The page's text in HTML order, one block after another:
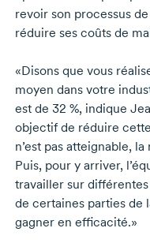
revoir son processus
réduire ses coûts de
«Disons que vous
moyen dans votre
est de 32 %,indique
objectif de réduire
n’est pas atteignable, la
Puis, pour y arriver,
travailler sur
de certaines parties de
gagner en efficacité.»